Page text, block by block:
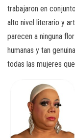
trabajaron en
alto nivel literario y
parecen a ninguna
humanas y tan
todas las mujeres